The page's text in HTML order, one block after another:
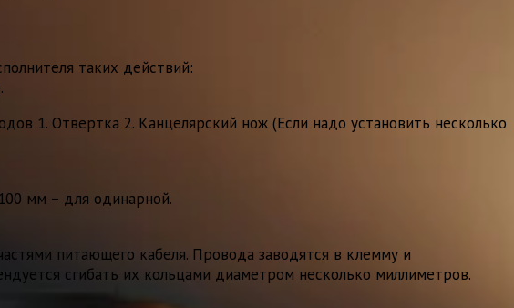
таких действий:
1. Отвертка 2. Канцелярский нож (Если надо установить несколько
мм – для одинарной.
питающего кабеля. Провода заводятся в клемму и
сгибать их кольцами диаметром несколько миллиметров.